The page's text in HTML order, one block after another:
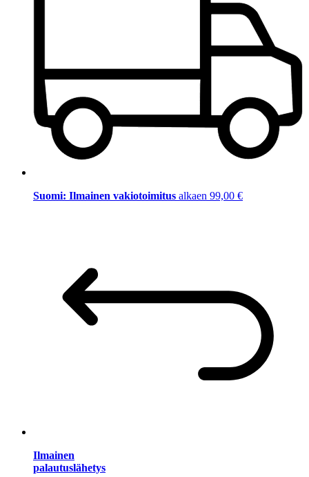
Suomi: Ilmainen vakiotoimitus alkaen 99,00 €
Ilmainen
palautuslähetys